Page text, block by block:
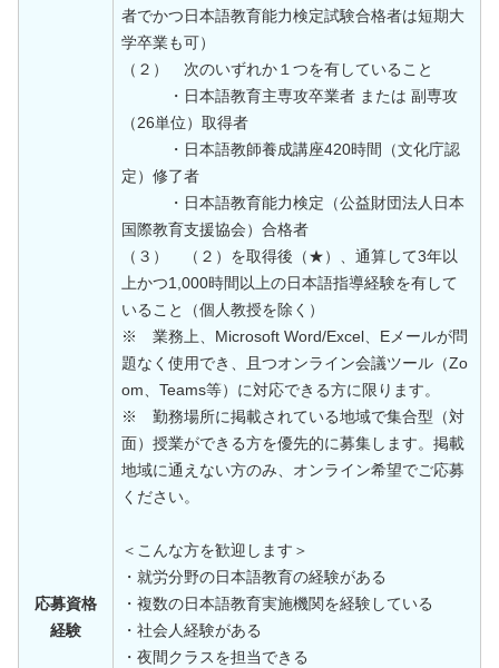
応募資格
経験
者でかつ日本語教育能力検定試験合格者は短期大
学卒業も可）
（２） 次のいずれか１つを有していること
・日本語教育主専攻卒業者 または 副専攻
（26単位）取得者
・日本語教師養成講座420時間（文化庁認
定）修了者
・日本語教育能力検定（公益財団法人日本
国際教育支援協会）合格者
（３） （２）を取得後（★）、通算して3年以
上かつ1,000時間以上の日本語指導経験を有して
いること（個人教授を除く）
※ 業務上、Microsoft Word/Excel、Eメールが問
題なく使用でき、且つオンライン会議ツール（Zo
om、Teams等）に対応できる方に限ります。
※ 勤務場所に掲載されている地域で集合型（対
面）授業ができる方を優先的に募集します。掲載
地域に通えない方のみ、オンライン希望でご応募
ください。
＜こんな方を歓迎します＞
・就労分野の日本語教育の経験がある
・複数の日本語教育実施機関を経験している
・社会人経験がある
・夜間クラスを担当できる